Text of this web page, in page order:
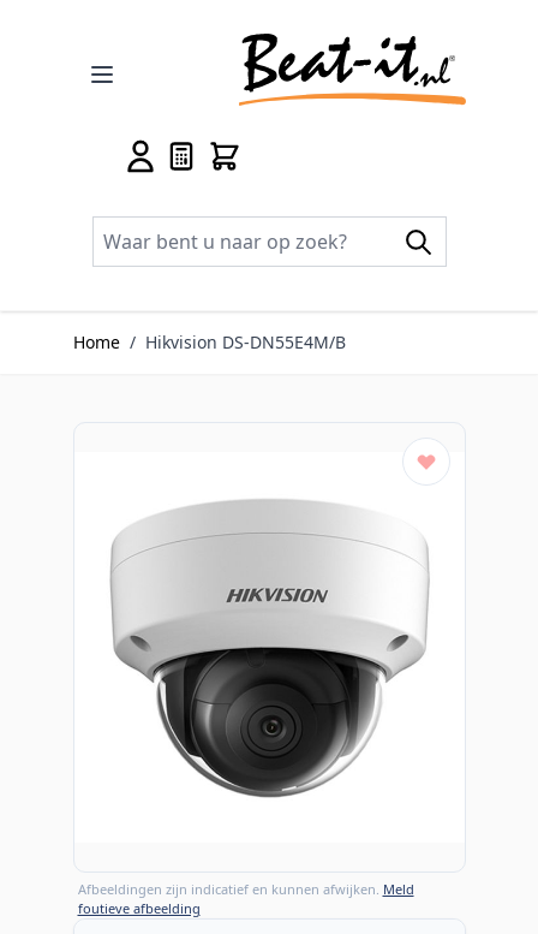
Home / Hikvision DS-DN55E4M/B
Afbeeldingen zijn indicatief en kunnen afwijken. Meld
foutieve afbeelding